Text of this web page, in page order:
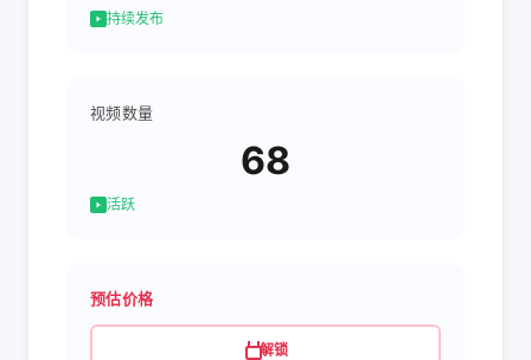
持续发布
视频数量
68
活跃
预估价格
解锁